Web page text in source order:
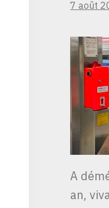
7 août
A
an,